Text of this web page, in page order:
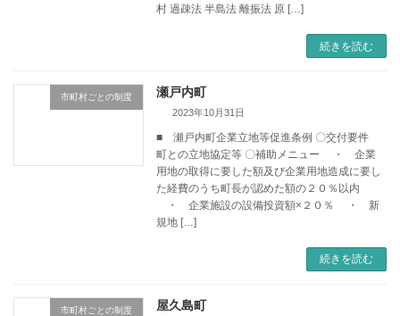
村 過疎法 半島法 離振法 原 […]
続きを読む
市町村ごとの制度 瀬戸内町
2023年10月31日
■ 瀬戸内町企業立地等促進条例 〇交付要件
町との立地協定等 〇補助メニュー ・ 企業
用地の取得に要した額及び企業用地造成に要し
た経費のうち町長が認めた額の２０％以内
・ 企業施設の設備投資額×２０％ ・ 新
規地 […]
続きを読む
市町村ごとの制度 屋久島町